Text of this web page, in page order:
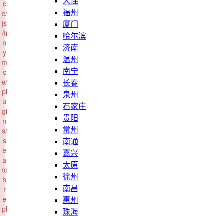
福州
厦门
哈尔滨
济南
温州
南宁
长春
泉州
石家庄
贵阳
常州
南通
嘉兴
太原
徐州
南昌
惠州
珠海
c
e/
js
/ti
n
y
m
c
e/
pl
u
gi
n
s/
s
e
a
rc
h
r
e
pl